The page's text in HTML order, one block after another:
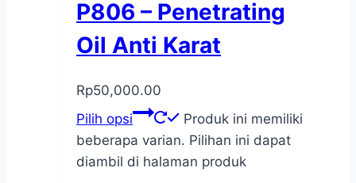
P806 – Penetrating
Oil Anti Karat
Rp50,000.00
Pilih opsi
Produk ini memiliki
beberapa varian. Pilihan ini dapat
diambil di halaman produk